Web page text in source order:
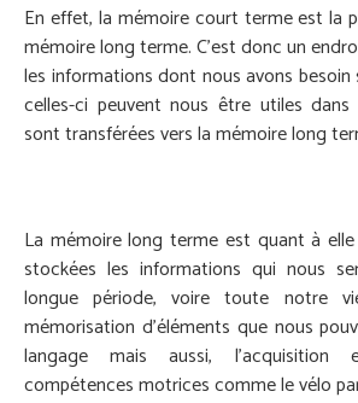
En effet, la mémoire court terme est la
mémoire long terme. C’est donc un
les informations dont nous avons
celles-ci peuvent nous être utiles
sont transférées vers la mémoire long
La mémoire long terme est quant à
stockées les informations qui nous
longue période, voire toute notre
mémorisation d’éléments que nous
langage mais aussi, l’acquisition
compétences motrices comme le vélo